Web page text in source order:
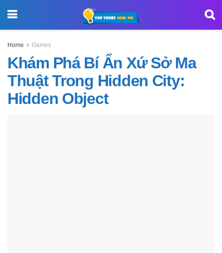
Home Games
Khám Phá Bí Ẩn Xứ Sở Ma
Thuật Trong Hidden City:
Hidden Object